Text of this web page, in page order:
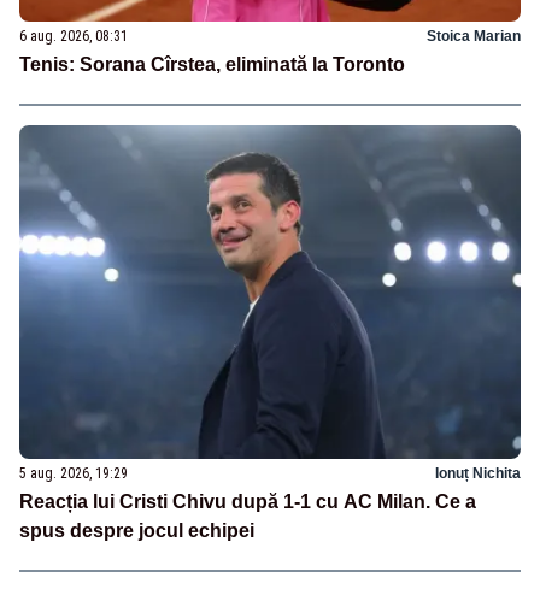
6 aug. 2026, 08:31 Stoica Marian
Tenis: Sorana Cîrstea, eliminată la Toronto
5 aug. 2026, 19:29 Ionuț Nichita
Reacția lui Cristi Chivu după 1-1 cu AC Milan. Ce a
spus despre jocul echipei